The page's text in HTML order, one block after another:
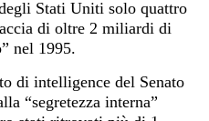
Stati Uniti solo quattro
di oltre 2 miliardi di
nel 1995.
di intelligence del Senato
“segretezza interna”